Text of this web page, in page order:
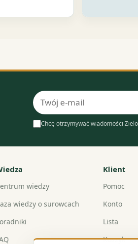
Adres
e-
mailChcę otrzymywać wiadomości
wiedzy
wiedzy o surowcach
Klient
Pomoc
Konto
Lista
Koszyk